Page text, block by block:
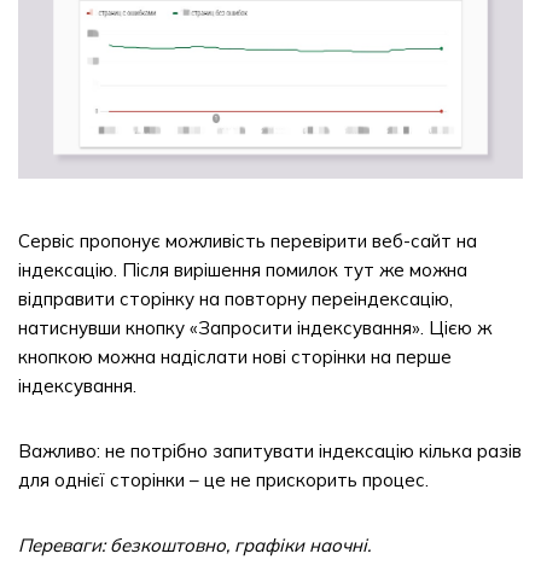
Сервіс пропонує можливість перевірити веб-сайт на
індексацію. Після вирішення помилок тут же можна
відправити сторінку на повторну переіндексацію,
натиснувши кнопку «Запросити індексування». Цією ж
кнопкою можна надіслати нові сторінки на перше
індексування.
Важливо: не потрібно запитувати індексацію кілька разів
для однієї сторінки – це не прискорить процес.
Переваги: безкоштовно, графіки наочні.